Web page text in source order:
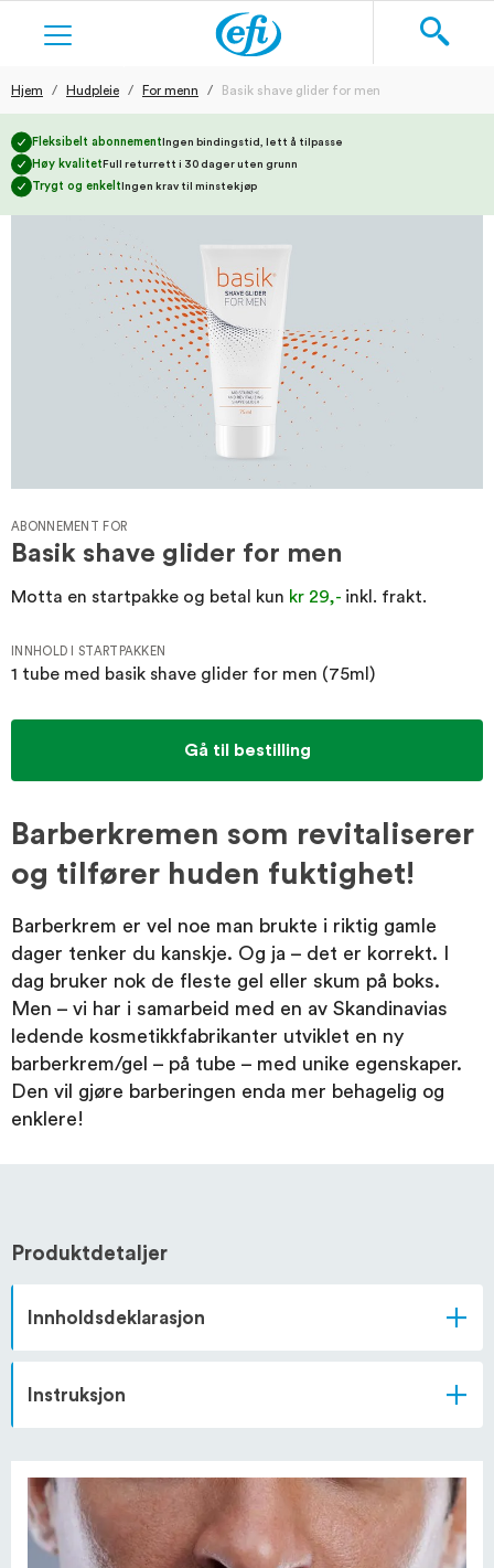
KOSTTILSKUDD
HUDPLEIE
BARBERING
TEKSTILER
NY BRUKER LOGG INN
OM EFI
KUNDESERVICE
Søk
Hjem Hudpleie For menn Basik shave glider for men
Fleksibelt abonnement Ingen bindingstid, lett å tilpasse
Høy kvalitet Full returrett i 30 dager uten grunn
Trygt og enkelt Ingen krav til minstekjøp
ABONNEMENT FOR
Basik shave glider for men
Motta en startpakke og betal kun kr 29,- inkl. frakt.
INNHOLD I STARTPAKKEN
1 tube med basik shave glider for men (75ml)
Gå til bestilling
Barberkremen som revitaliserer
og tilfører huden fuktighet!
Barberkrem er vel noe man brukte i riktig gamle
dager tenker du kanskje. Og ja – det er korrekt. I
dag bruker nok de fleste gel eller skum på boks.
Men – vi har i samarbeid med en av Skandinavias
ledende kosmetikkfabrikanter utviklet en ny
barberkrem/gel – på tube – med unike egenskaper.
Den vil gjøre barberingen enda mer behagelig og
enklere!
Produktdetaljer
Innholdsdeklarasjon
Instruksjon